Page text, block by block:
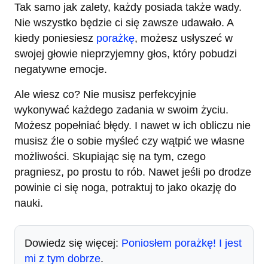
Tak samo jak zalety, każdy posiada także wady.
Nie wszystko będzie ci się zawsze udawało. A
kiedy poniesiesz porażkę, możesz usłyszeć w
swojej głowie nieprzyjemny głos, który pobudzi
negatywne emocje.
Ale wiesz co? Nie musisz perfekcyjnie
wykonywać każdego zadania w swoim życiu.
Możesz popełniać błędy. I nawet w ich obliczu nie
musisz źle o sobie myśleć czy wątpić we własne
możliwości. Skupiając się na tym, czego
pragniesz, po prostu to rób. Nawet jeśli po drodze
powinie ci się noga, potraktuj to jako okazję do
nauki.
Dowiedz się więcej: Poniosłem porażkę! I jest
mi z tym dobrze.